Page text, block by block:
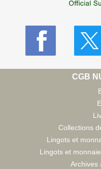
CGB
Collections
Lingots et
Lingots et
Archives